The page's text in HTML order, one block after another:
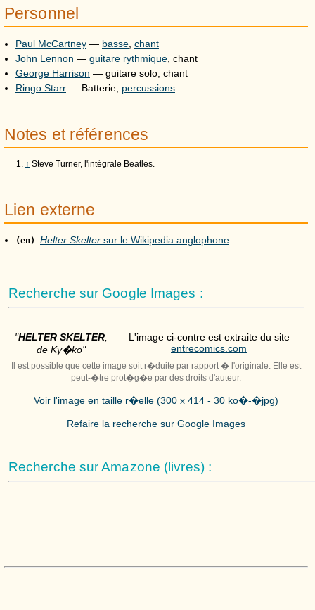
Personnel
Paul McCartney — basse chant
John Lennon — guitare rythmique , chant
George Harrison — guitare solo, chant
Ringo Starr — Batterie, percussions
Notes et références
↑ Steve Turner, l'intégrale Beatles.
Lien externe
(en) Helter Skelter sur le Wikipedia anglophone
Recherche sur Google Images :
"HELTER SKELTER
de Ky�ko"
L'image ci-contre est extraite du site
entrecomics.com
Il est possible que cette image soit r�duite par rapport � l'originale. Elle est
peut-�tre prot�g�e par des droits d'auteur.
Voir l'image en taille r�elle (300 x 414 - 30 ko�-�jpg)
Refaire la recherche sur Google Images
Recherche sur Amazone (livres) :